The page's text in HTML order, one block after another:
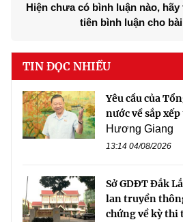
Hiện chưa có bình luận nào,
tiên bình luận cho
TIN ĐỌC NHIỀU
Yêu cầu của
nước về sắp
Hương Giang
13:14 04/08/2026
Sở GDĐT Đắk
lan truyền
chứng về kỳ thi